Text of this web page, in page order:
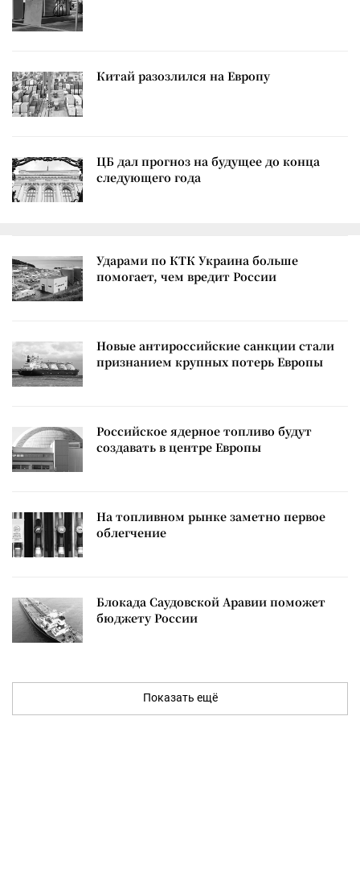
Китай разозлился на Европу
ЦБ дал прогноз на будущее до конца
следующего года
Ударами по КТК Украина больше
помогает, чем вредит России
Новые антироссийские санкции стали
признанием крупных потерь Европы
Российское ядерное топливо будут
создавать в центре Европы
На топливном рынке заметно первое
облегчение
Блокада Саудовской Аравии поможет
бюджету России
Показать ещё